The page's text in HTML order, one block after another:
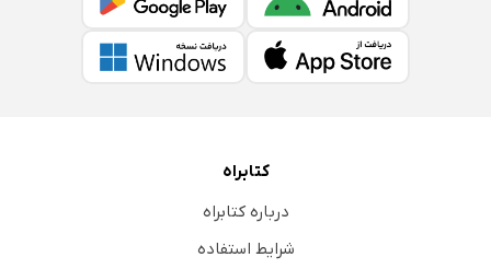
کتابراه
درباره کتابراه
شرایط استفاده